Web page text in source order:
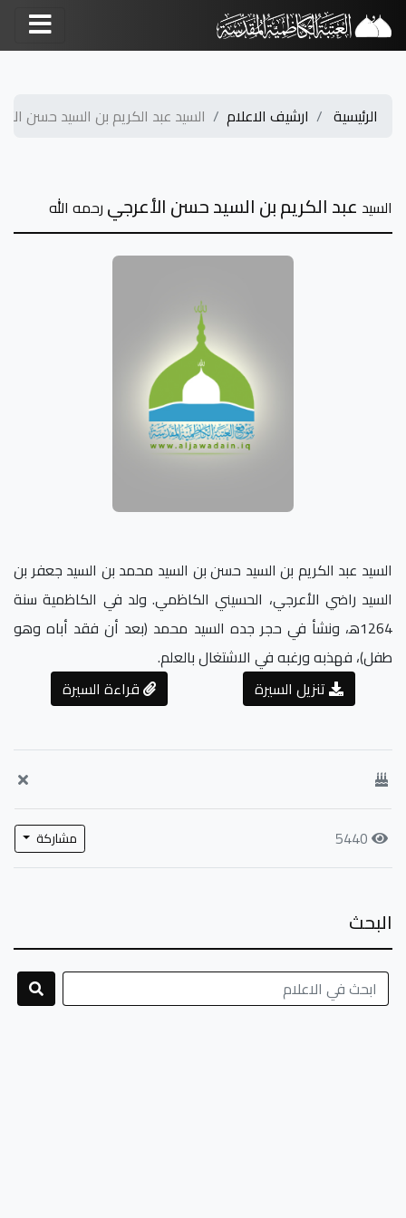
الرئيسية ارشيف الاعلام السيد عبد الكريم بن السيد حسن
السيد عبد الكريم بن السيد حسن الأعرجي رحمه الله
السيد عبد الكريم بن السيد حسن بن السيد محمد بن السيد جعفر بن
السيد راضي الأعرجي، الحسيني الكاظمي. ولد في الكاظمية سنة
1264ه‍، ونشأ في حجر جده السيد محمد (بعد أن فقد أباه وهو
طفل)، فهذبه ورغبه في الاشتغال بالعلم.
تنزيل السيرة
قراءة السيرة
5440 مشاركة
البحث